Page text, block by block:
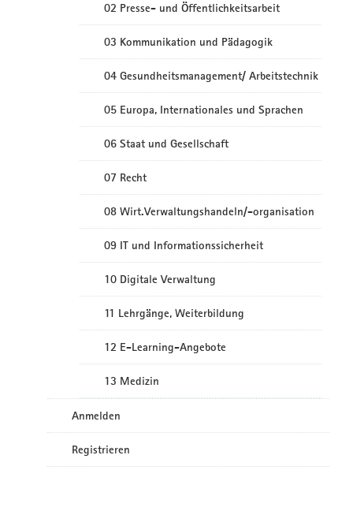
02 Presse- und Öffentlichkeitsarbeit
03 Kommunikation und Pädagogik
04 Gesundheitsmanagement/ Arbeitstechnik
05 Europa, Internationales und Sprachen
06 Staat und Gesellschaft
07 Recht
08 Wirt.Verwaltungshandeln/-organisation
09 IT und Informationssicherheit
10 Digitale Verwaltung
11 Lehrgänge, Weiterbildung
12 E-Learning-Angebote
13 Medizin
Anmelden
Registrieren